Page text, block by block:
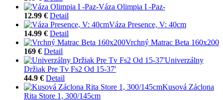
Váza Olimpia I -Paz-
12.99 € Detail
Váza Presence, V: 40cm
14.99 € Detail
Vrchný Matrac Beta 160x200
169 € Detail
Univerzálny
Držiak Pre Tv Fs2 Od 15-37'
44.9 € Detail
Kusová Záclona
Rita Store 1, 300/145cm